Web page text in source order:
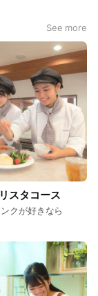
See more
スタコース
クが好きなら